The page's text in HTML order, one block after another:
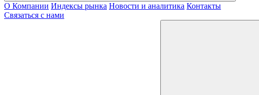
О Компании Индексы рынка Новости и аналитика Контакты
Связаться с нами